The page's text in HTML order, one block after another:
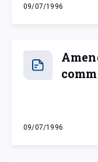
09/07/1996
mardi 9 juillet 1996
09/07/1996
mardi 9 juillet 1996